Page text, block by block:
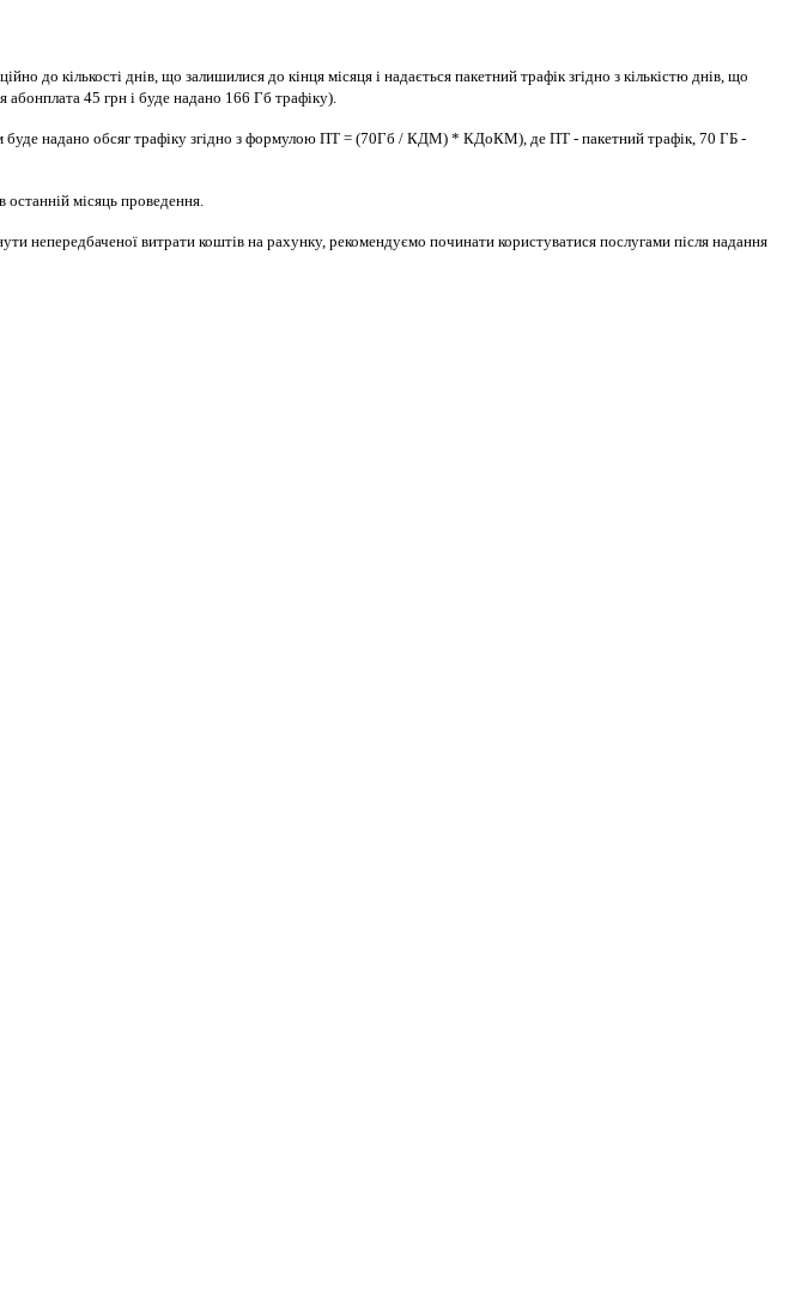
кількості днів, що залишилися до кінця місяця і надається пакетний трафік згідно з кількістю днів, що
абонплата 45 грн і буде надано 166 Гб трафіку).
буде надано обсяг трафіку згідно з формулою ПТ = (70Гб / КДМ) * КДоКМ), де ПТ - пакетний трафік, 70 ГБ -
місяць проведення.
витрати коштів на рахунку, рекомендуємо починати користуватися послугами після надання